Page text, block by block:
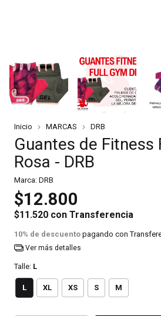
Inicio MARCAS DRB
Guantes de Fitness
Rosa - DRB
Marca: DRB
$12.800
$11.520 con Transferencia
10% de descuento pagando con
Ver más detalles
Talle: L
L XL XS S M